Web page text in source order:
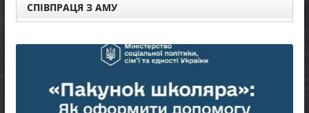
СПІВПРАЦЯ З АМУ